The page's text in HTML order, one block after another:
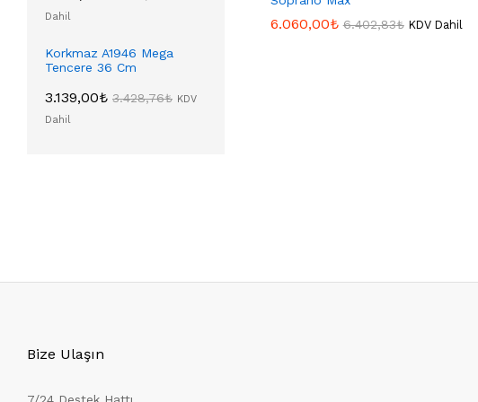
6.060,00₺ 6.402,83₺ KDV Dahil
6.060,00₺ 6.402,83₺
Dahil
Korkmaz A1946 Mega
Tencere 36 Cm
3.139,00₺ 3.428,76₺ KDV
Dahil
Bize Ulaşın
7/24 Destek Hattı